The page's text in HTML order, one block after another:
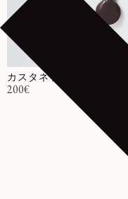
カスタネット
通常価格
200€